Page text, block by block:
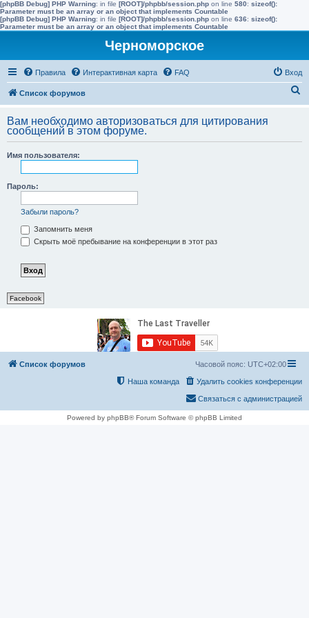
[phpBB Debug] PHP Warning: in file [ROOT]/phpbb/session.php on line 580: sizeof():
Parameter must be an array or an object that implements Countable
[phpBB Debug] PHP Warning: in file [ROOT]/phpbb/session.php on line 636: sizeof():
Parameter must be an array or an object that implements Countable
Черноморское
Правила Интерактивная карта FAQ Вход
Список форумов
с
Вам необходимо авторизоваться для цитирования
сообщений в этом форуме.
Имя пользователя:
Пароль:
Забыли пароль?
Запомнить меня
Скрыть моё пребывание на конференции в этот раз
Facebook
Список форумов Часовой пояс: UTC+02:00
Удалить cookies конференции
Наша команда
Связаться с администрацией
Powered by phpBB® Forum Software © phpBB Limited